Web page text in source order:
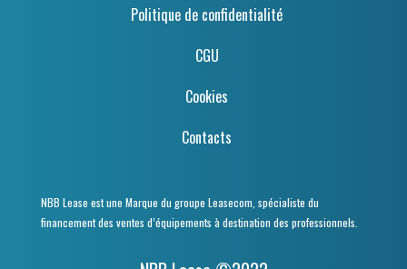
NBB Lease est une Marque du groupe Leasecom, spécialiste du
financement des ventes d’équipements à destination des professionnels.
Politique de confidentialité
CGU
Cookies
Contacts